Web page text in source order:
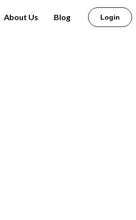
About Us Blog Login